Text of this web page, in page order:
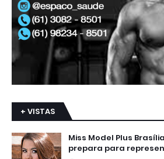
+ VISTAS
Miss Model Plus
prepara para